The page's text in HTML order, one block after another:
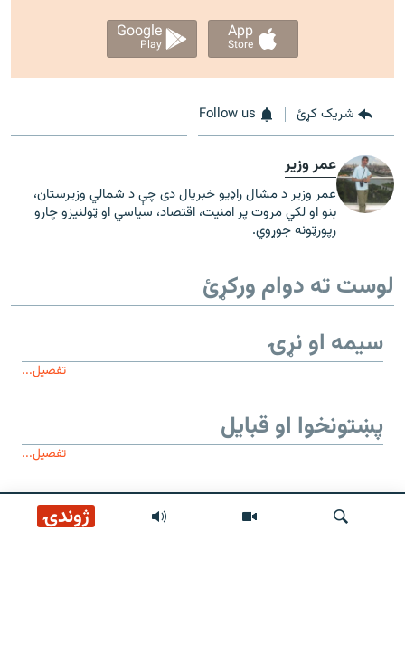
ژوندۍ
App
Store
Google
Play
شریک کړئ Follow us
عمر وزیر
عمر وزیر د مشال راډیو خبریال دی چې د شمالي وزیرستان،
بنو او لکي مروت پر امنیت، اقتصاد، سیاسي او ټولنیزو چارو
رپورټونه جوړوي.
لوست ته دوام ورکړئ
سیمه او نړۍ
تفصیل...
پښتونخوا او قبایل
تفصیل...
موږ وڅارئ